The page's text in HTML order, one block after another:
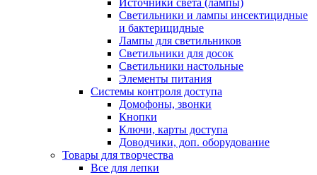
Источники света (лампы)
Светильники и лампы инсектицидные
и бактерицидные
Лампы для светильников
Светильники для досок
Светильники настольные
Элементы питания
Системы контроля доступа
Домофоны, звонки
Кнопки
Ключи, карты доступа
Доводчики, доп. оборудование
Товары для творчества
Все для лепки